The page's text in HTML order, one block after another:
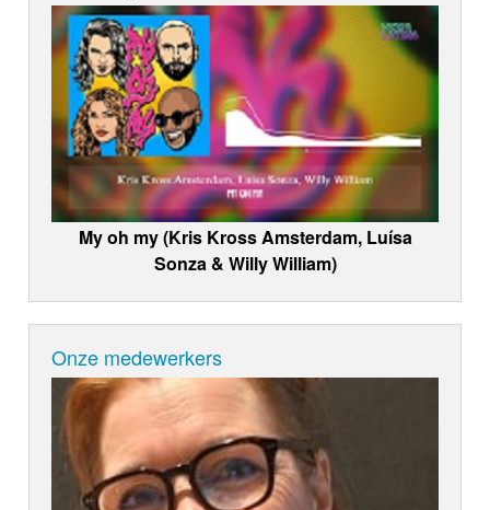
My oh my (Kris Kross Amsterdam, Luísa
Sonza & Willy William)
Onze medewerkers